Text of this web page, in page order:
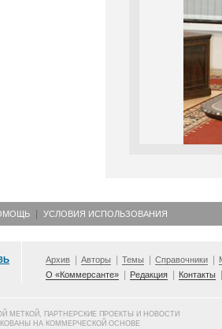
УСЛОВИЯ ИСПОЛЬЗОВАНИЯ
Архив Авторы Темы Справочники
О «Коммерсанте»
Редакция Контакты
МЕТКОЙ, ПАРТНЕРСКИЕ ПРОЕКТЫ И НОВОСТИ
НА КОММЕРЧЕСКОЙ ОСНОВЕ